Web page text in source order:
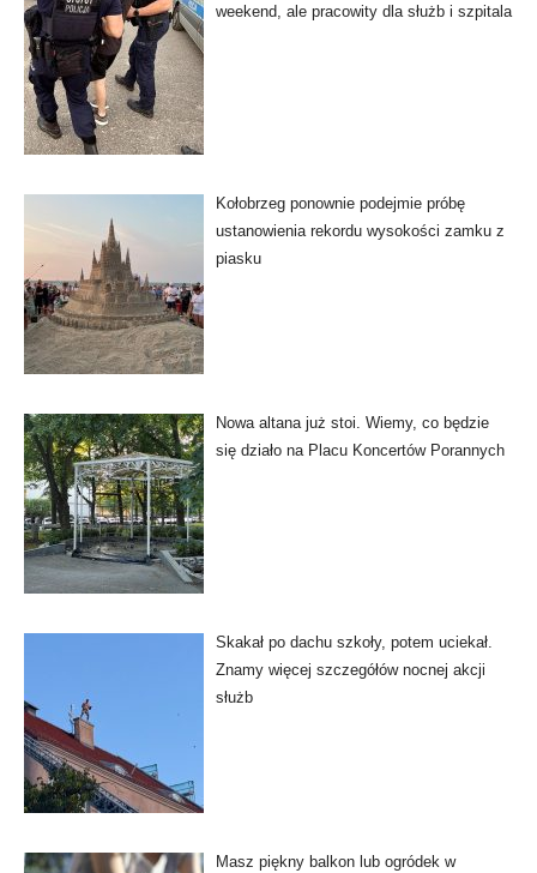
weekend, ale pracowity dla służb i szpitala
Kołobrzeg ponownie podejmie próbę
ustanowienia rekordu wysokości zamku z
piasku
Nowa altana już stoi. Wiemy, co będzie
się działo na Placu Koncertów Porannych
Skakał po dachu szkoły, potem uciekał.
Znamy więcej szczegółów nocnej akcji
służb
Masz piękny balkon lub ogródek w